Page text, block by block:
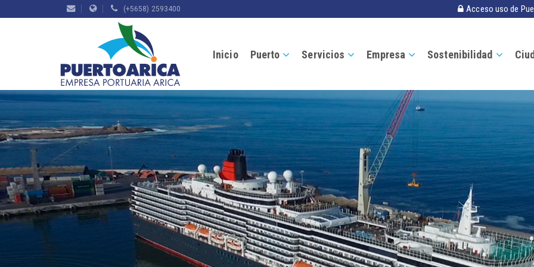
(+5658) 2593400 Acceso uso de
Inicio Puerto Servicios Empresa Sostenibilidad